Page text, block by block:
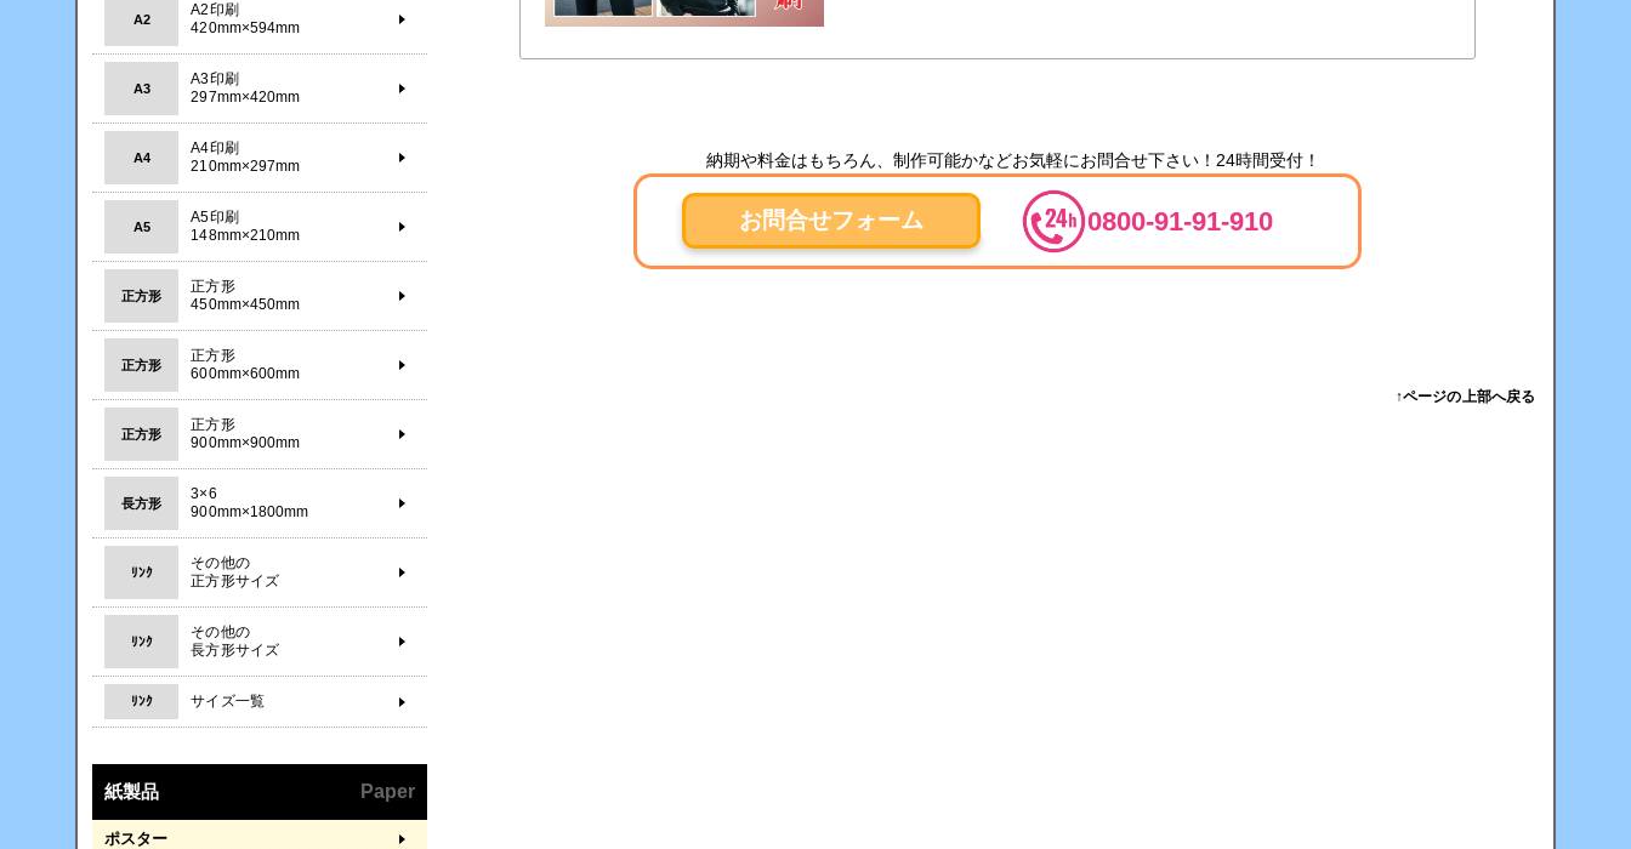
納期や料金はもちろん、制作可能かなどお気軽にお問合せ下さい！24時間受付！
お問合せフォーム 0800-91-91-910
↑ページの上部へ戻る
A2
A2印刷
420mm×594mm
A3
A3印刷
297mm×420mm
A4
A4印刷
210mm×297mm
A5
A5印刷
148mm×210mm
正方形
正方形
450mm×450mm
正方形
正方形
600mm×600mm
正方形
正方形
900mm×900mm
長方形
3×6
900mm×1800mm
ﾘﾝｸ
その他の
正方形サイズ
ﾘﾝｸ
その他の
長方形サイズ
ﾘﾝｸ サイズ一覧
紙製品 Paper
ポスター